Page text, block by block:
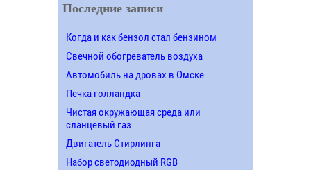
Последние записи
Когда и как бензол стал бензином
Свечной обогреватель воздуха
Автомобиль на дровах в Омске
Печка голландка
Чистая окружающая среда или
сланцевый газ
Двигатель Стирлинга
Набор светодиодный RGB